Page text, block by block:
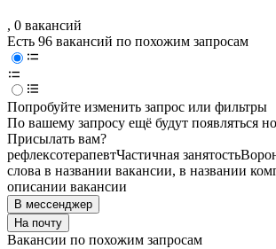
, 0 вакансий
Есть 96 вакансий по похожим запросам
Попробуйте изменить запрос или фильтры
По вашему запросу ещё будут появляться
Присылать вам?
рефлексотерапевтЧастичная занятость
слова в названии вакансии, в названии
описании вакансии
В мессенджер
На почту
Вакансии по похожим запросам